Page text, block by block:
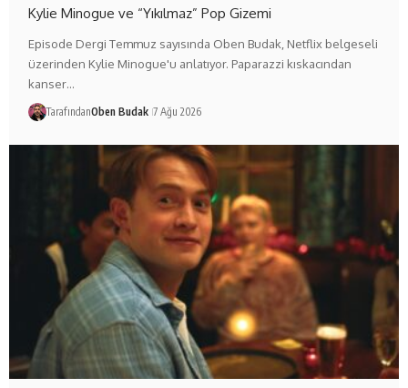
Kylie Minogue ve “Yıkılmaz” Pop Gizemi
Episode Dergi Temmuz sayısında Oben Budak, Netflix belgeseli
üzerinden Kylie Minogue'u anlatıyor. Paparazzi kıskacından
kanser…
TarafındanOben Budak 7 Ağu 2026